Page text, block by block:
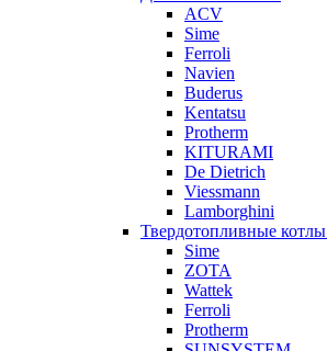
ACV
Sime
Ferroli
Navien
Buderus
Kentatsu
Protherm
KITURAMI
De Dietrich
Viessmann
Lamborghini
Твердотопливные котлы
Sime
ZOTA
Wattek
Ferroli
Protherm